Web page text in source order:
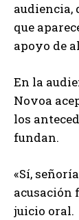
audiencia,
que
apoyo de
En la
Novoa
los
fundan.
«Sí,
acusación
juicio oral.